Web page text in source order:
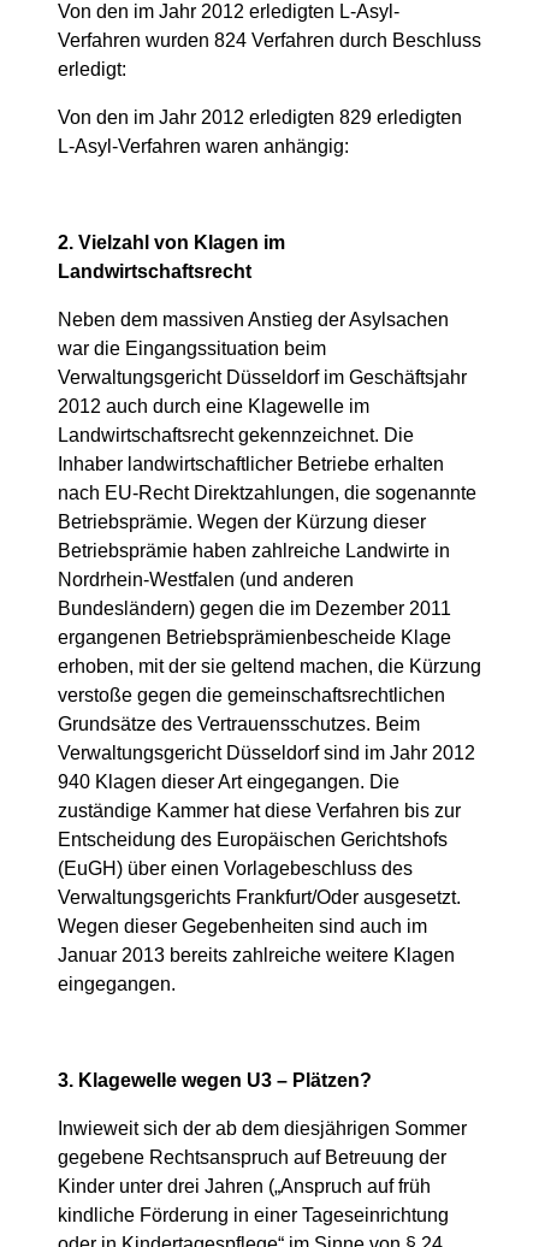
Von den im Jahr 2012 erledigten L-Asyl-
Verfahren wurden 824 Verfahren durch Beschluss
erledigt:
Von den im Jahr 2012 erledigten 829 erledigten
L-Asyl-Verfahren waren anhängig:
2. Vielzahl von Klagen im
Landwirtschaftsrecht
Neben dem massiven Anstieg der Asylsachen
war die Eingangssituation beim
Verwaltungsgericht Düsseldorf im Geschäftsjahr
2012 auch durch eine Klagewelle im
Landwirtschaftsrecht gekennzeichnet. Die
Inhaber landwirtschaftlicher Betriebe erhalten
nach EU-Recht Direktzahlungen, die sogenannte
Betriebsprämie. Wegen der Kürzung dieser
Betriebsprämie haben zahlreiche Landwirte in
Nordrhein-Westfalen (und anderen
Bundesländern) gegen die im Dezember 2011
ergangenen Betriebsprämienbescheide Klage
erhoben, mit der sie geltend machen, die Kürzung
verstoße gegen die gemeinschaftsrechtlichen
Grundsätze des Vertrauensschutzes. Beim
Verwaltungsgericht Düsseldorf sind im Jahr 2012
940 Klagen dieser Art eingegangen. Die
zuständige Kammer hat diese Verfahren bis zur
Entscheidung des Europäischen Gerichtshofs
(EuGH) über einen Vorlagebeschluss des
Verwaltungsgerichts Frankfurt/Oder ausgesetzt.
Wegen dieser Gegebenheiten sind auch im
Januar 2013 bereits zahlreiche weitere Klagen
eingegangen.
3. Klagewelle wegen U3 – Plätzen?
Inwieweit sich der ab dem diesjährigen Sommer
gegebene Rechtsanspruch auf Betreuung der
Kinder unter drei Jahren („Anspruch auf früh
kindliche Förderung in einer Tageseinrichtung